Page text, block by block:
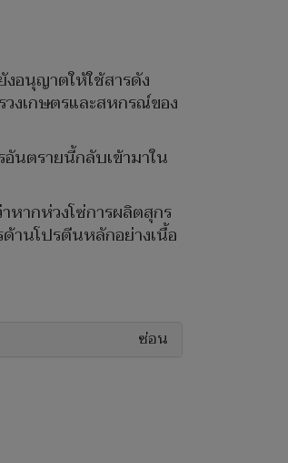
อนุญาตให้ใช้สารดัง
งเกษตรและสหกรณ์ของ
นตรายนี้กลับเข้ามาใน
หากห่วงโซ่การผลิตสุกร
านโปรตีนหลักอย่างเนื้อ
ซ่อน